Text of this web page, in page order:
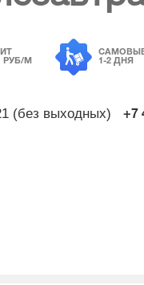
РУБ/М
1-2 ДНЯ
(без выходных) +7